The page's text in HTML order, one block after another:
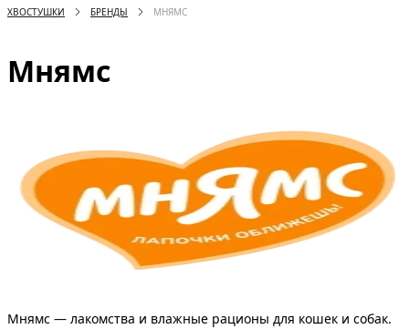
ХВОСТУШКИ БРЕНДЫ МНЯМС
Мнямс
Мнямс — лакомства и влажные рационы для кошек и собак.